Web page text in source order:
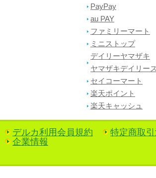
PayPay
au PAY
ファミリーマート
ミニストップ
デイリーヤマザキ
ヤマザキデイリー
セイコーマート
楽天ポイント
楽天キャッシュ
デルカ利用会員規約
特定商取
企業情報